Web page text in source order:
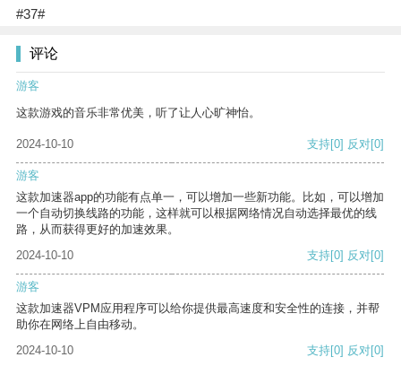
#37#
评论
游客
这款游戏的音乐非常优美，听了让人心旷神怡。
2024-10-10 支持[0] 反对[0]
游客
这款加速器app的功能有点单一，可以增加一些新功能。比如，可以增加
一个自动切换线路的功能，这样就可以根据网络情况自动选择最优的线
路，从而获得更好的加速效果。
2024-10-10
支持[0] 反对[0]
游客
这款加速器VPM应用程序可以给你提供最高速度和安全性的连接，并帮
助你在网络上自由移动。
2024-10-10
支持[0] 反对[0]